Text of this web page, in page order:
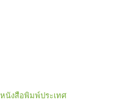
นังสือพิมพ์ประเทศ